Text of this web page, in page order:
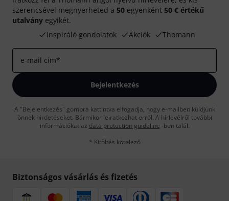
szerencsével megnyerheted a 50 egyenként 50 € értékű
utalvány egyikét.
Inspiráló gondolatok
Akciók Thomann
e-mail cím*
Bejelentkezés
A "Bejelentkezés" gombra kattintva elfogadja, hogy e-mailben küldjünk
önnek hirdetéseket. Bármikor leiratkozhat erről. A hírlevélről további
információkat az data protection guideline -ben talál.
* Kitöltés kötelező
Biztonságos vásárlás és fizetés